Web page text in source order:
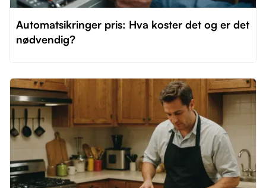
Automatsikringer pris: Hva koster det og er det
nødvendig?